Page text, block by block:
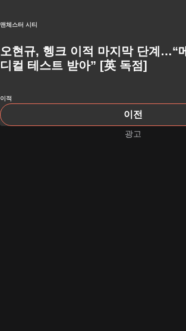
맨체스터 시티
오현규, 헹크 이적 마지막 단계…“메
디컬 테스트 받아” [英 독점]
이적
이전